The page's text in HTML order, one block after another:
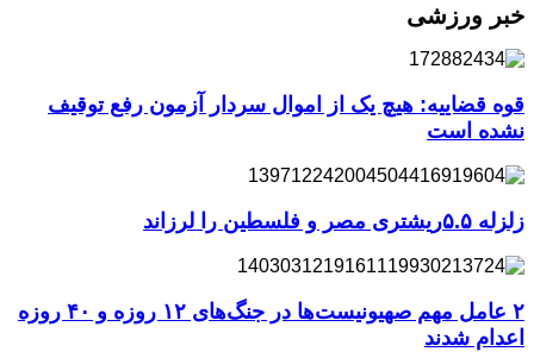
خبر ورزشی
قوه قضاییه: هیچ یک از اموال سردار آزمون رفع توقیف
نشده است
زلزله ۵.۵ریشتری مصر و فلسطین را لرزاند
۲ عامل مهم صهیونیست‌ها در جنگ‌های ۱۲ روزه و ۴۰ روزه
اعدام شدند